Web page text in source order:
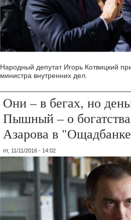
Народный депутат Игорь Котвицкий
министра внутренних дел.
Они – в бегах, но
Пышный – о
Азарова в
пт, 11/11/2016 - 14:02